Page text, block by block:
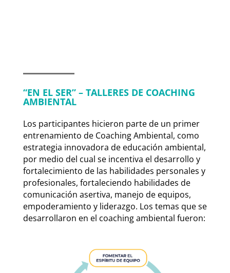
“EN EL SER” – TALLERES DE COACHING
AMBIENTAL
Los participantes hicieron parte de un primer
entrenamiento de Coaching Ambiental, como
estrategia innovadora de educación ambiental,
por medio del cual se incentiva el desarrollo y
fortalecimiento de las habilidades personales y
profesionales, fortaleciendo habilidades de
comunicación asertiva, manejo de equipos,
empoderamiento y liderazgo. Los temas que se
desarrollaron en el coaching ambiental fueron: